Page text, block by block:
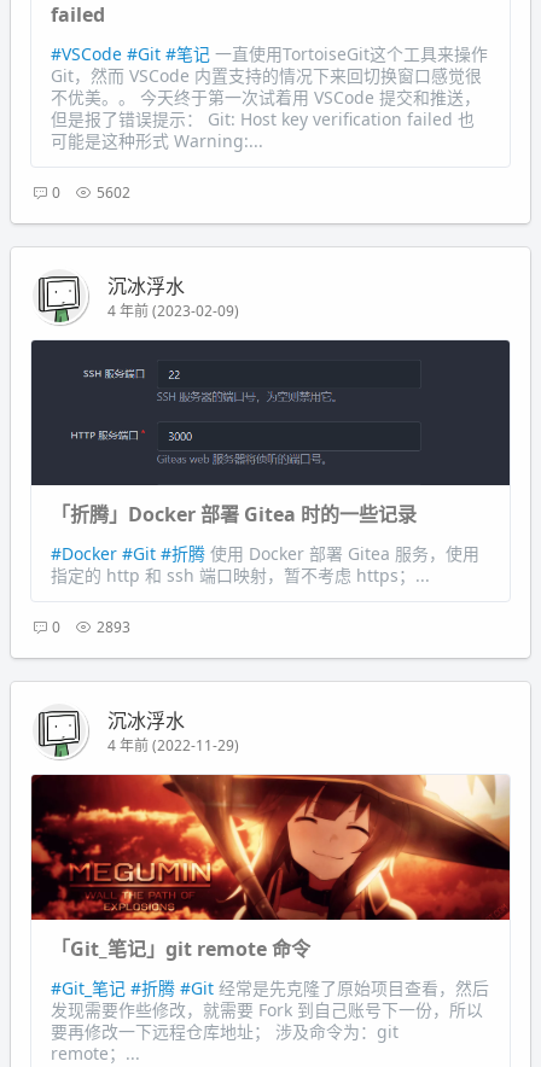
failed
#VSCode #Git #笔记 一直使用TortoiseGit这个工具来操作
Git，然而 VSCode 内置支持的情况下来回切换窗口感觉很
不优美。。 今天终于第一次试着用 VSCode 提交和推送，
但是报了错误提示： Git: Host key verification failed 也
可能是这种形式 Warning:...
0 5602
沉冰浮水
4 年前 (2023-02-09)
「折腾」Docker 部署 Gitea 时的一些记录
#Docker #Git #折腾 使用 Docker 部署 Gitea 服务，使用
指定的 http 和 ssh 端口映射，暂不考虑 https；...
0 2893
沉冰浮水
4 年前 (2022-11-29)
「Git_笔记」git remote 命令
#Git_笔记 #折腾 #Git 经常是先克隆了原始项目查看，然后
发现需要作些修改，就需要 Fork 到自己账号下一份，所以
要再修改一下远程仓库地址； 涉及命令为：git
remote；...